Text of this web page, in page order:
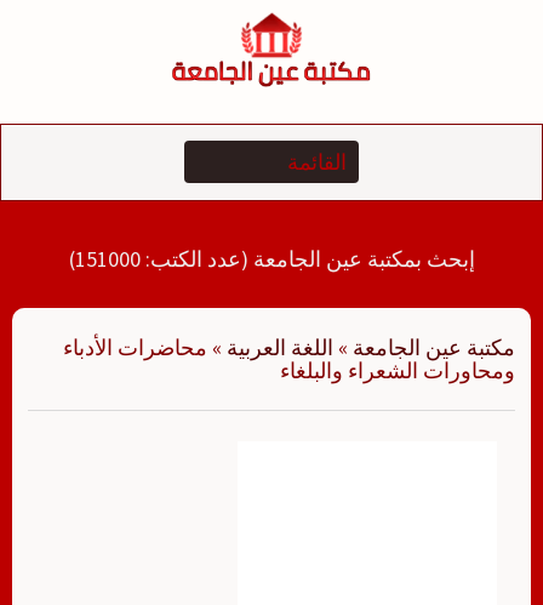
إبحث بمكتبة عين الجامعة (عدد الكتب: 151000)
مكتبة عين الجامعة » اللغة العربية » محاضرات الأدباء
ومحاورات الشعراء والبلغاء